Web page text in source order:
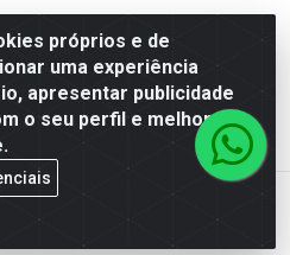
próprios e de
uma experiência
apresentar publicidade
o seu perfil e melhorar a
nº 3860, Jardim das
GO - CEP 75070-415 -
0002-24